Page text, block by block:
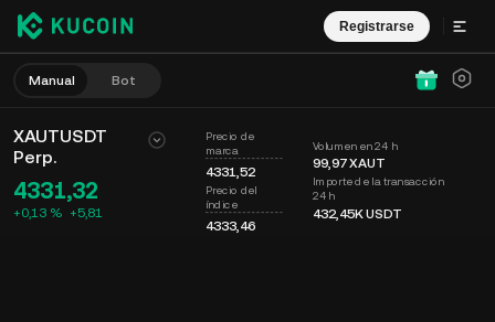
Registrarse
Manual Bot
XAUTUSDT
Perp.
4331,32
+0,13 % +5,81
Precio de
marca
4331,52
Precio del
índice
4333,46
Volumen en 24 h
99,97XAUT
Importe de la transacción
24 h
432,45KUSDT